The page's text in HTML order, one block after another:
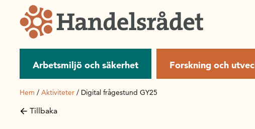
Arbetsmiljö och säkerhet Forskning och
Hem / Aktiviteter / Digital frågestund GY25
Tillbaka